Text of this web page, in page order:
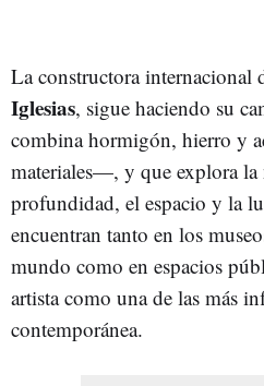
La constructora internacional
Iglesias, sigue haciendo su
combina hormigón, hierro y
materiales—, y que explora la
profundidad, el espacio y la
encuentran tanto en los
mundo como en espacios
artista como una de las más
contemporánea.